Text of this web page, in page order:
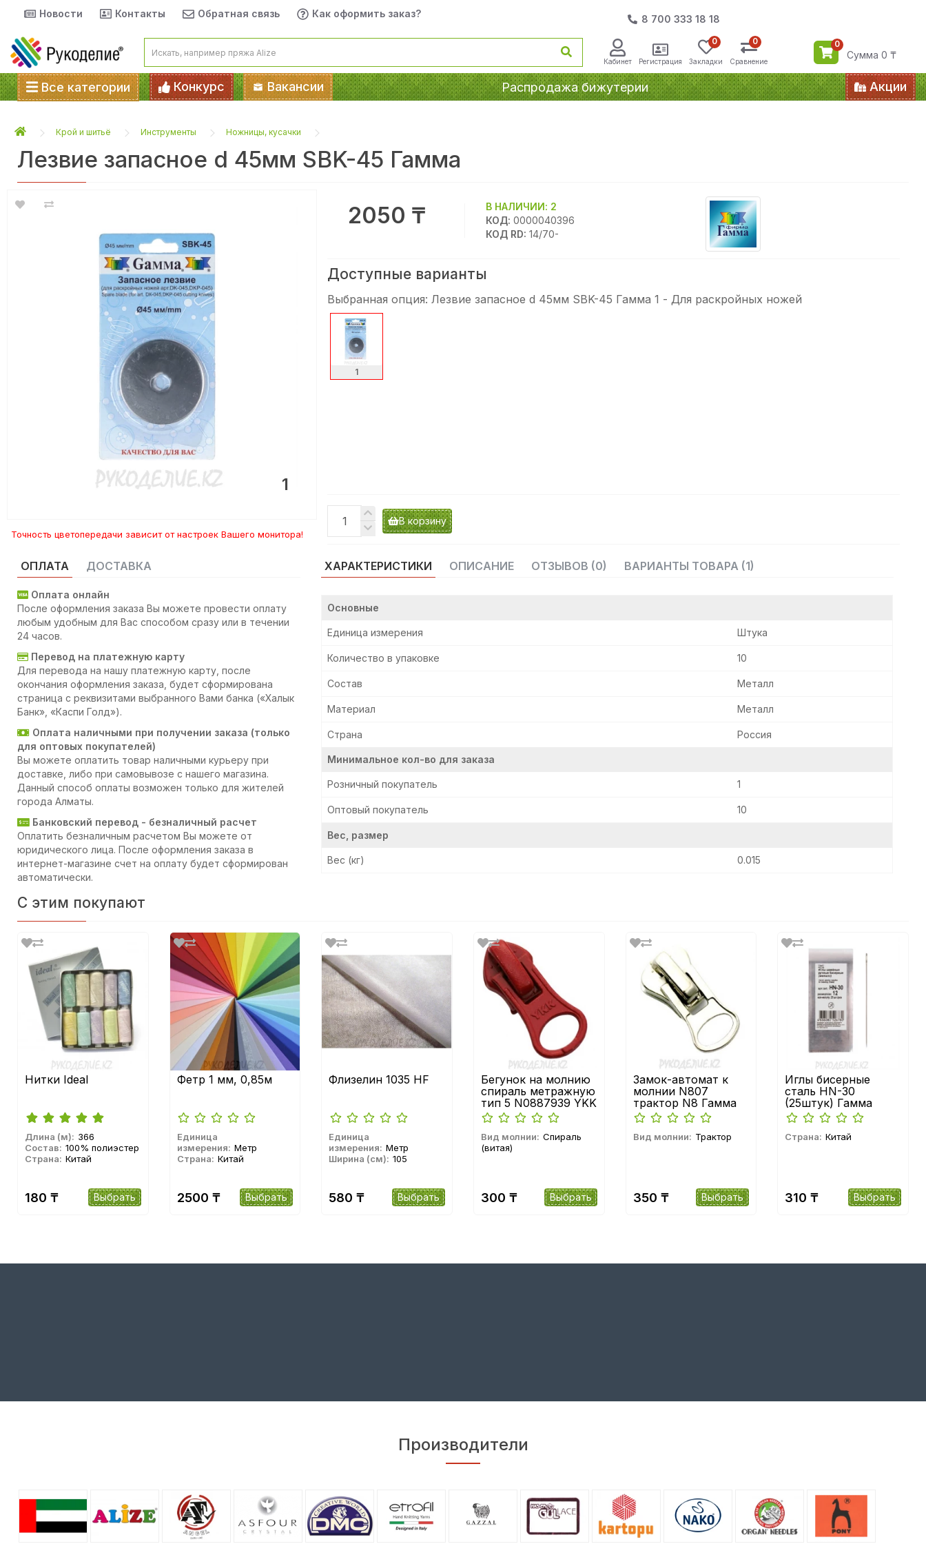
Новости Контакты Обратная связь Как оформить заказ? 8 700 333 18 18
Кабинет Регистрация Закладки
0
Сравнение
0 0
Сумма 0 ₸
Все категории Конкурс Вакансии Распродажа бижутерии Акции
Крой и шитьё Инструменты Ножницы, кусачки
Лезвие запасное d 45мм SBK-45 Гамма
1
Точность цветопередачи зависит от настроек Вашего монитора!
ОПЛАТА ДОСТАВКА
Оплата онлайн
После оформления заказа Вы можете провести оплату
любым удобным для Вас способом сразу или в течении
24 часов.
Перевод на платежную карту
Для перевода на нашу платежную карту, после
окончания оформления заказа, будет сформирована
страница с реквизитами выбранного Вами банка («Халык
Банк», «Каспи Голд»).
Оплата наличными при получении заказа (только
для оптовых покупателей)
Вы можете оплатить товар наличными курьеру при
доставке, либо при самовывозе с нашего магазина.
Данный способ оплаты возможен только для жителей
города Алматы.
Банковский перевод - безналичный расчет
Оплатить безналичным расчетом Вы можете от
юридического лица. После оформления заказа в
интернет-магазине счет на оплату будет сформирован
автоматически.
ХАРАКТЕРИСТИКИ ОПИСАНИЕ ОТЗЫВОВ (0) ВАРИАНТЫ ТОВАРА (1)
Основные
Единица измерения Штука
Количество в упаковке 10
Состав Металл
Материал Металл
Страна Россия
Минимальное кол-во для заказа
Розничный покупатель 1
Оптовый покупатель 10
Вес, размер
Вес (кг) 0.015
2050 ₸ В НАЛИЧИИ: 2
КОД: 0000040396
КОД RD: 14/70-
Доступные варианты
Выбранная опция:Лезвие запасное d 45мм SBK-45 Гамма 1 - Для раскройных ножей
1
В корзину
С этим покупают
Нитки Ideal
Длина (м): 366
Состав: 100% полиэстер
Страна: Китай
180 ₸ Выбрать
Фетр 1 мм, 0,85м
Единица
измерения: Метр
Страна: Китай
2500 ₸ Выбрать
Флизелин 1035 HF
Единица
измерения: Метр
Ширина (см): 105
580 ₸ Выбрать
Бегунок на молнию
спираль метражную
тип 5 N0887939 YKK
Вид молнии: Спираль
(витая)
300 ₸ Выбрать
Замок-автомат к
молнии N807
трактор N8 Гамма
Вид молнии: Трактор
350 ₸ Выбрать
Иглы бисерные
сталь HN-30
(25штук) Гамма
Страна: Китай
310 ₸ Выбрать
Производители